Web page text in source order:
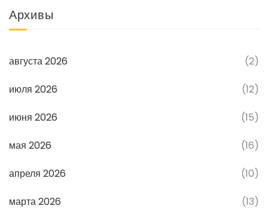
Архивы
августа 2026 (2)
июля 2026 (12)
июня 2026 (15)
мая 2026 (16)
апреля 2026 (10)
марта 2026 (13)